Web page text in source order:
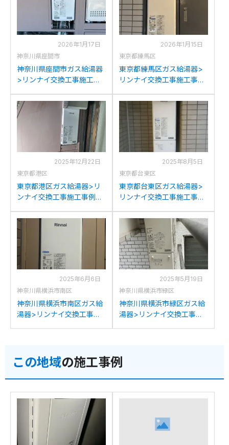
交換
2026年1月17日
神奈川県座間市
神奈川県座間市ガス給湯器
>リンナイ交換工事施工事
2053(S)AWXからリンナイ
RUF-SA2005SAW(A)への
2026年1月15日
東京都練馬区
東京都練馬区ガス給湯器>
リンナイ交換工事施工事
2053SAWXからリンナイ
RUF-SA2005SAW(A)への
交換
2025年12月22日
東京都港区
東京都港区ガス給湯器>リ
ンナイ交換工事施工事例：
からリンナイRUF-
SA2005SAW(A)への交換
2025年8月5日
東京都台東区
東京都台東区ガス給湯器>
リンナイ交換工事施工事
からリンナイRUF-
SA2005SAW(A)への交換
2025年6月6日
神奈川県横浜市南区
神奈川県横浜市南区ガス給
湯器>リンナイ交換工事施
交換
2025年5月19日
神奈川県横浜市緑区
神奈川県横浜市緑区ガス給
湯器>リンナイ交換工事施
の交換
この地域の施工事例